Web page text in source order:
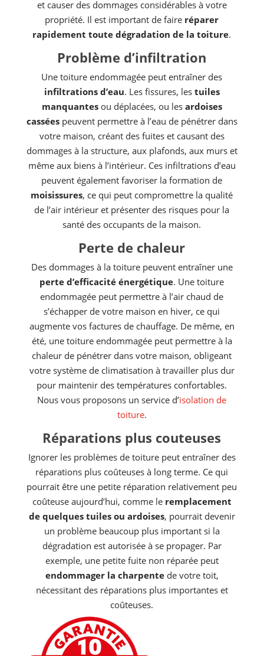
et causer des dommages considérables à votre
propriété. Il est important de faire réparer
rapidement toute dégradation de la toiture.
Problème d’infiltration
Une toiture endommagée peut entraîner des
infiltrations d’eau. Les fissures, les tuiles
manquantesou déplacées, ou les ardoises
cassées peuvent permettre à l’eau de pénétrer dans
votre maison, créant des fuites et causant des
dommages à la structure, aux plafonds, aux murs et
même aux biens à l’intérieur. Ces infiltrations d’eau
peuvent également favoriser la formation de
moisissures, ce qui peut compromettre la qualité
de l’air intérieur et présenter des risques pour la
santé des occupants de la maison.
Perte de chaleur
Des dommages à la toiture peuvent entraîner une
perte d’efficacité énergétique. Une toiture
endommagée peut permettre à l’air chaud de
s’échapper de votre maison en hiver, ce qui
augmente vos factures de chauffage. De même, en
été, une toiture endommagée peut permettre à la
chaleur de pénétrer dans votre maison, obligeant
votre système de climatisation à travailler plus dur
pour maintenir des températures confortables.
Nous vous proposons un service d’isolation de
toiture.
Réparations plus couteuses
Ignorer les problèmes de toiture peut entraîner des
réparations plus coûteuses à long terme. Ce qui
pourrait être une petite réparation relativement peu
coûteuse aujourd’hui, comme le remplacement
de quelques tuiles ou ardoises, pourrait devenir
un problème beaucoup plus important si la
dégradation est autorisée à se propager. Par
exemple, une petite fuite non réparée peut
endommager la charpentede votre toit,
nécessitant des réparations plus importantes et
coûteuses.